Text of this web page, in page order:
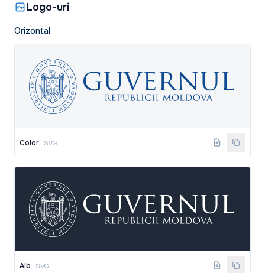
Logo-uri
Orizontal
Color SVG
Alb SVG